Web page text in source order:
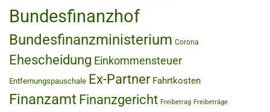
Bundesfinanzhof
Bundesfinanzministerium Corona
Ehescheidung Einkommensteuer
Entfernungspauschale Ex-Partner Fahrtkosten
Finanzamt Finanzgericht Freibetrag Freibeträge